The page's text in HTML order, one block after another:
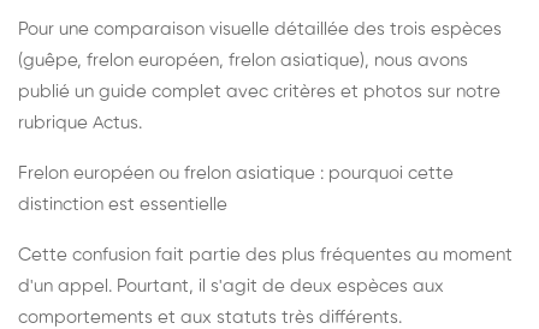
Pour une comparaison visuelle détaillée des trois espèces
(guêpe, frelon européen, frelon asiatique), nous avons
publié un guide complet avec critères et photos sur notre
rubrique Actus.
Frelon européen ou frelon asiatique : pourquoi cette
distinction est essentielle
Cette confusion fait partie des plus fréquentes au moment
d'un appel. Pourtant, il s'agit de deux espèces aux
comportements et aux statuts très différents.